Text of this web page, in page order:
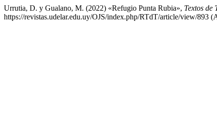
Urrutia, D. y Gualano, M. (2022) «Refugio Punta Rubia», Textos de
https://revistas.udelar.edu.uy/OJS/index.php/RTdT/article/view/893